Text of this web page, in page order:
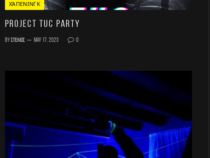
ΧΆΠΕΝΙΝΓΚ
Project TUC Party
ByΣτέλιος May 17, 2023 0